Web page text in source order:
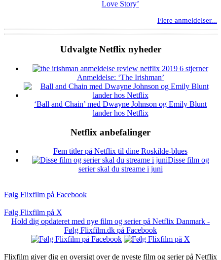
Love Story’
Flere anmeldelser...
Udvalgte Netflix nyheder
Anmeldelse: ‘The Irishman’
‘Ball and Chain’ med Dwayne Johnson og Emily Blunt
lander hos Netflix
Netflix anbefalinger
Fem titler på Netflix til dine Roskilde-blues
Disse film og
serier skal du streame i juni
Følg Flixfilm på Facebook
Følg Flixfilm på X
Hold dig opdateret med nye film og serier på Netflix Danmark -
Følg Flixfilm.dk på Facebook
Flixfilm giver dig en oversigt over de nyeste film og serier på Netflix